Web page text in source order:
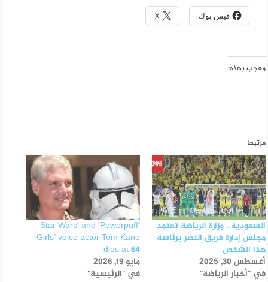
فيس بوك X
معجب بهذه:
مرتبط
السعودية.. وزارة الرياضة تعتمد
مجلس إدارة فريق النصر برئاسة
هذا الشخص
أغسطس 30, 2025
في "أخبار الرياضة"
‘Star Wars’ and ‘Powerpuff
Girls’ voice actor Tom Kane
dies at 64
مايو 19, 2026
في "الرئيسية"